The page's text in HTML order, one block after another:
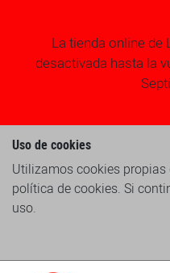
La tienda online de
desactivada hasta la
Uso de cookies
Utilizamos cookies
política de cookies. Si
uso.